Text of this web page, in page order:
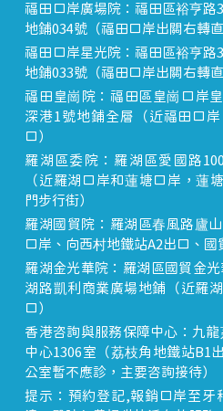
福田口岸廣場院：福田區裕亨路
地鋪034號（福田口岸出關右轉
福田口岸星光院：福田區裕亨路
地鋪033號（福田口岸出關右轉
福田皇崗院：福田區皇崗口岸
深港1號地鋪全層（近福田口
口）
羅湖區委院：羅湖區愛國路
（近羅湖口岸和蓮塘口岸，蓮
門步行街）
羅湖國貿院：羅湖區春風路廬
口岸、向西村地鐵站A2出口、國
羅湖金光華院：羅湖區國貿金
湖路凱利商業廣場地鋪（近羅
口）
香港咨詢與服務保障中心：九
中心1306室（荔枝角地鐵站B1
公室暫不應診，主要咨詢接待）
提示：預約登記,報銷口岸至牙